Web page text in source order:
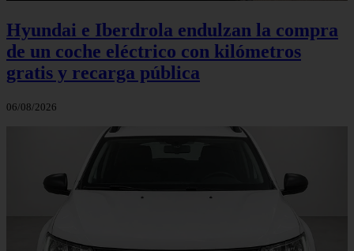
Hyundai e Iberdrola endulzan la compra
de un coche eléctrico con kilómetros
gratis y recarga pública
06/08/2026